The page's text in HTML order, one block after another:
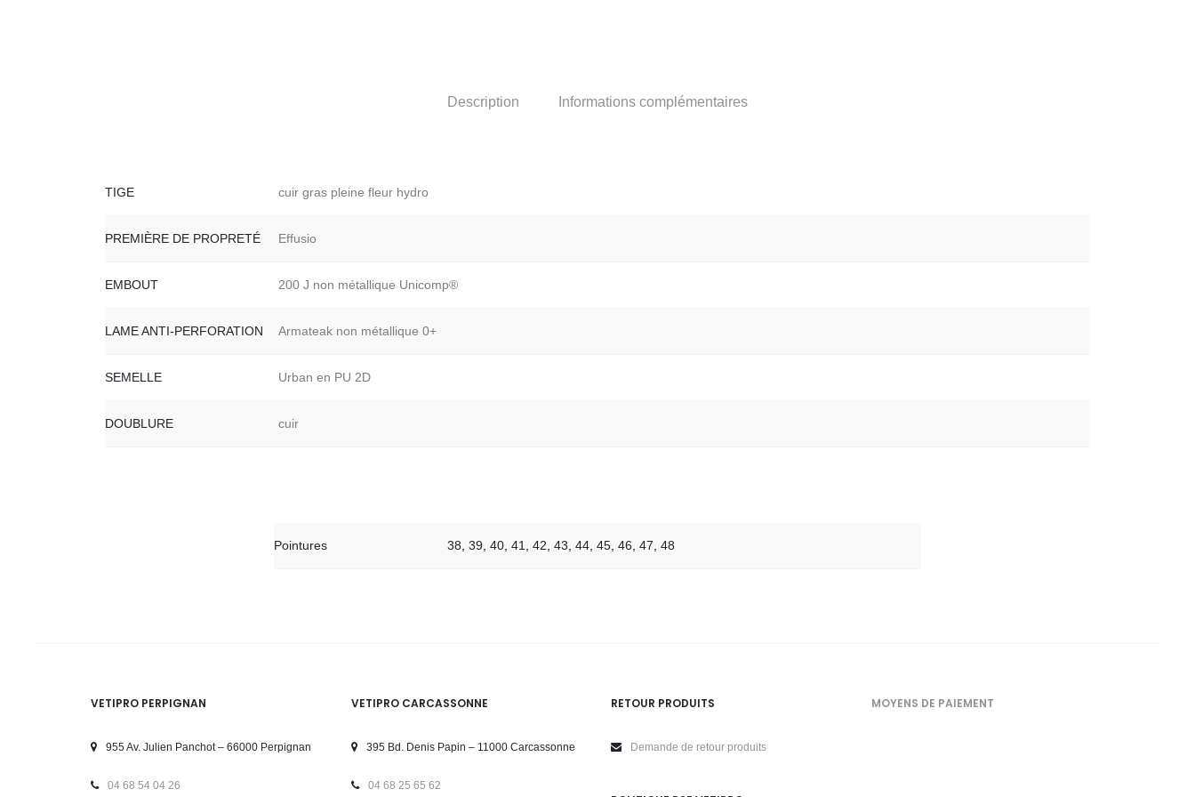
Description Informations complémentaires
TIGE cuir gras pleine fleur hydro
PREMIÈRE DE PROPRETÉ Effusio
EMBOUT 200 J non métallique Unicomp®
LAME ANTI-PERFORATION Armateak non métallique 0+
SEMELLE Urban en PU 2D
DOUBLURE cuir
Pointures 38 39, 40, 41 42 43 44, 45, 46 47 48
VETIPRO PERPIGNAN
955 Av. Julien Panchot – 66000 Perpignan
04 68 54 04 26
VETIPRO CARCASSONNE
395 Bd. Denis Papin – 11000 Carcassonne
04 68 25 65 62
RETOUR PRODUITS
Demande de retour produits
MOYENS DE PAIEMENT